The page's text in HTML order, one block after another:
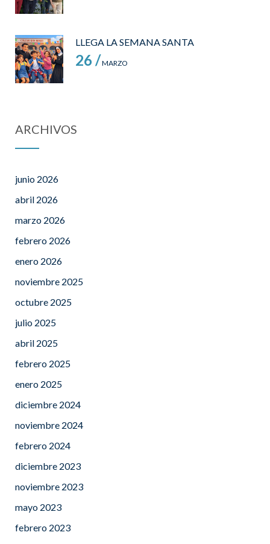
LLEGA LA SEMANA SANTA
26 /MARZO
ARCHIVOS
junio 2026
abril 2026
marzo 2026
febrero 2026
enero 2026
noviembre 2025
octubre 2025
julio 2025
abril 2025
febrero 2025
enero 2025
diciembre 2024
noviembre 2024
febrero 2024
diciembre 2023
noviembre 2023
mayo 2023
febrero 2023